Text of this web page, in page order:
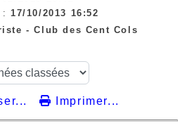
: 17/10/2013 16:52
-Club des Cent Cols
Imprimer...